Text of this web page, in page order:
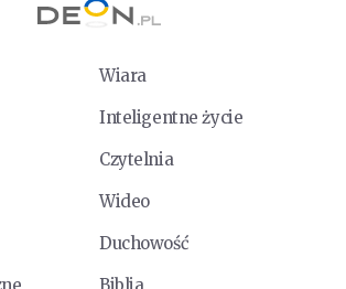
Wiara
Inteligentne życie
Czytelnia
Wideo
Duchowość